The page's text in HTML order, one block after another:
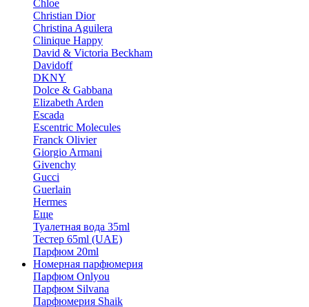
Chloe
Christian Dior
Christina Aguilera
Clinique Happy
David & Victoria Beckham
Davidoff
DKNY
Dolce & Gabbana
Elizabeth Arden
Escada
Escentric Molecules
Franck Olivier
Giorgio Armani
Givenchy
Gucci
Guerlain
Hermes
Еще
Туалетная вода 35ml
Тестер 65ml (UAE)
Парфюм 20ml
Номерная парфюмерия
Парфюм Onlyou
Парфюм Silvana
Парфюмерия Shaik